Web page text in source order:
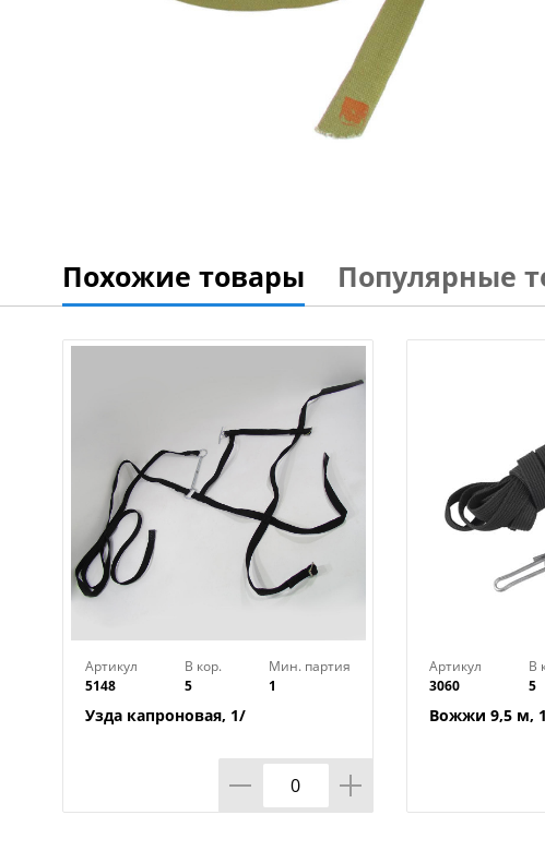
Похожие товары Популярные
Артикул
5148
В кор.
5
Мин. партия
1
Узда капроновая, 1/
Артикул
3060
В
5
Вожжи 9,5 м,